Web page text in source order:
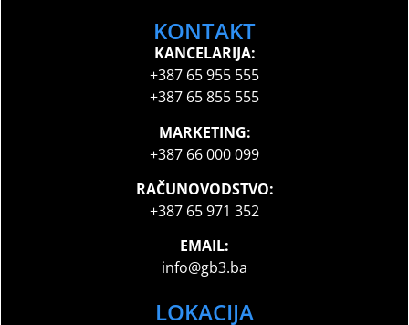
KONTAKT
KANCELARIJA:
+387 65 955 555
+387 65 855 555
MARKETING:
+387 66 000 099
RAČUNOVODSTVO:
+387 65 971 352
EMAIL:
info@gb3.ba
LOKACIJA